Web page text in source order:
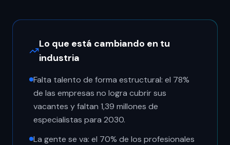
Lo que está cambiando en tu
industria
Falta talento de forma estructural: el 78%
de las empresas no logra cubrir sus
vacantes y faltan 1,39 millones de
especialistas para 2030.
La gente se va: el 70% de los profesionales